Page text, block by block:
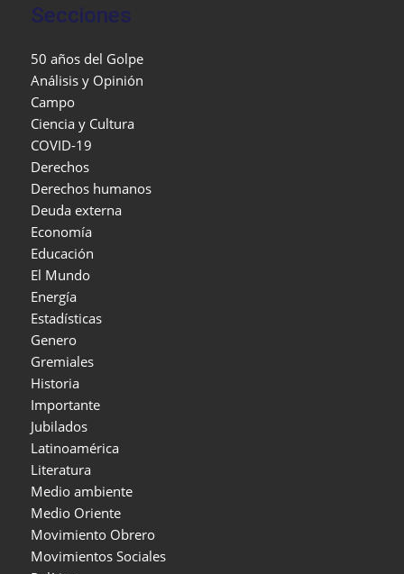
Secciones
50 años del Golpe
Análisis y Opinión
Campo
Ciencia y Cultura
COVID-19
Derechos
Derechos humanos
Deuda externa
Economía
Educación
El Mundo
Energía
Estadísticas
Genero
Gremiales
Historia
Importante
Jubilados
Latinoamérica
Literatura
Medio ambiente
Medio Oriente
Movimiento Obrero
Movimientos Sociales